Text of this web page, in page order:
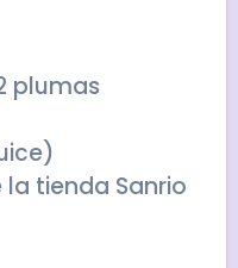
plumas
tienda Sanrio